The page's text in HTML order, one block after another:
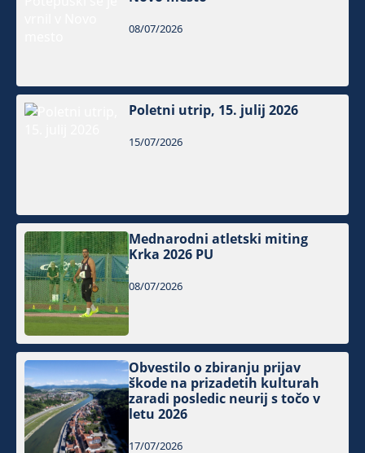
08/07/2026
Poletni utrip, 15. julij 2026
15/07/2026
Mednarodni atletski miting
Krka 2026 PU
08/07/2026
Obvestilo o zbiranju prijav
škode na prizadetih kulturah
zaradi posledic neurij s točo v
letu 2026
17/07/2026